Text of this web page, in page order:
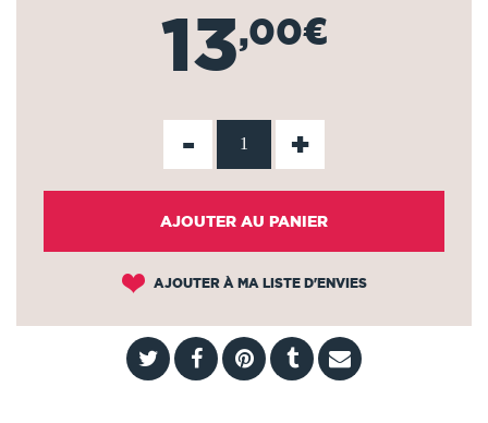
13,00€
- +
AJOUTER AU PANIER
AJOUTER À MA LISTE D'ENVIES